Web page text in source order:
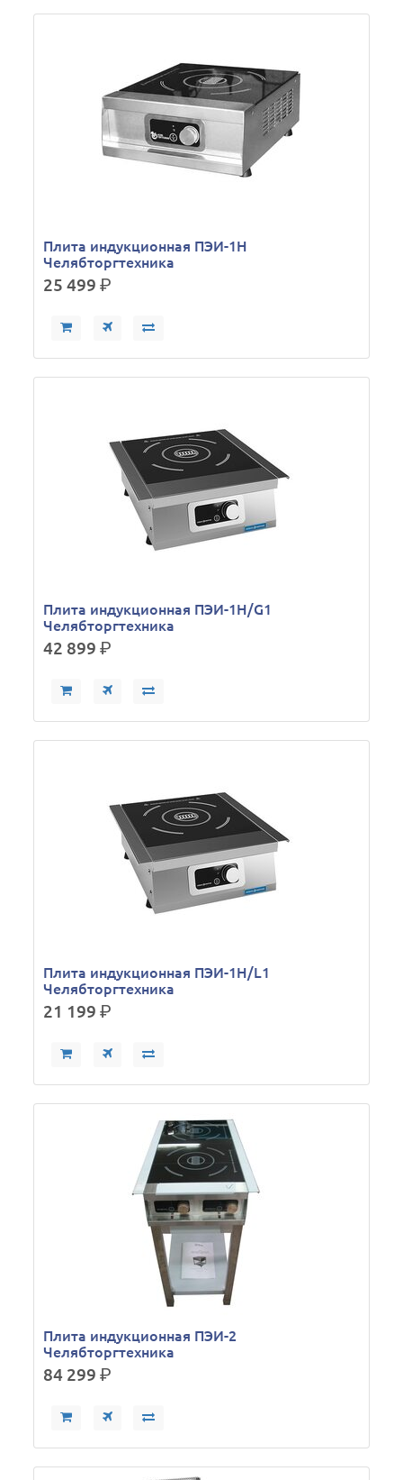
Плита индукционная ПЭИ-1Н
Челябторгтехника
25 499р.
Плита индукционная ПЭИ-1Н/G1
Челябторгтехника
42 899р.
Плита индукционная ПЭИ-1Н/L1
Челябторгтехника
21 199р.
Плита индукционная ПЭИ-2
Челябторгтехника
84 299р.